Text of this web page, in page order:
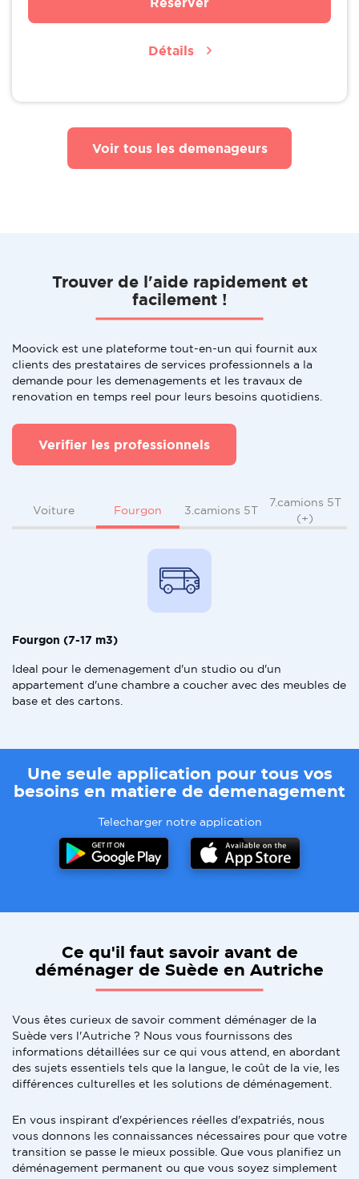
Détails
Voir tous les demenageurs
Trouver de l'aide rapidement et
facilement !
Moovick est une plateforme tout-en-un qui fournit aux
clients des prestataires de services professionnels a la
demande pour les demenagements et les travaux de
renovation en temps reel pour leurs besoins quotidiens.
Verifier les professionnels
Voiture Fourgon 3.camions 5T
7.camions 5T
(+)
Fourgon (7-17 m3)
Ideal pour le demenagement d'un studio ou d'un
appartement d'une chambre a coucher avec des meubles de
base et des cartons.
Une seule application pour tous vos
besoins en matiere de demenagement
Telecharger notre application
Ce qu'il faut savoir avant de
déménager de Suède en Autriche
Vous êtes curieux de savoir comment déménager de la
Suède vers l'Autriche ? Nous vous fournissons des
informations détaillées sur ce qui vous attend, en abordant
des sujets essentiels tels que la langue, le coût de la vie, les
différences culturelles et les solutions de déménagement.
En vous inspirant d'expériences réelles d'expatriés, nous
vous donnons les connaissances nécessaires pour que votre
transition se passe le mieux possible. Que vous planifiez un
déménagement permanent ou que vous soyez simplement